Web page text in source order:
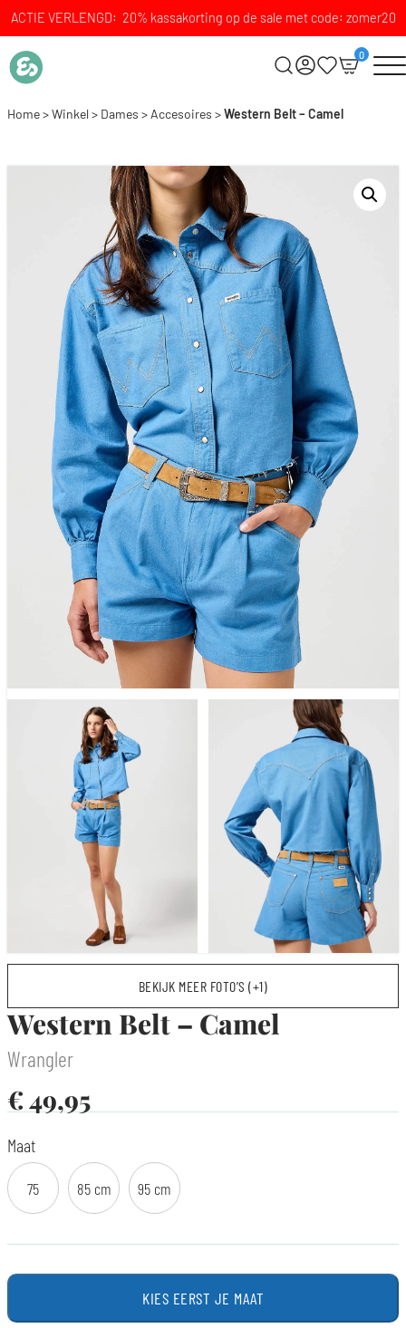
ACTIE VERLENGD: 20% kassakorting op de sale met code: zomer20
0
Home>Winkel> Dames > Accesoires >Western Belt – Camel
BEKIJK MEER FOTO’S (+1)
Western Belt – Camel
Wrangler
€49,95
Maat
75 85 cm 95 cm
KIES EERST JE MAAT